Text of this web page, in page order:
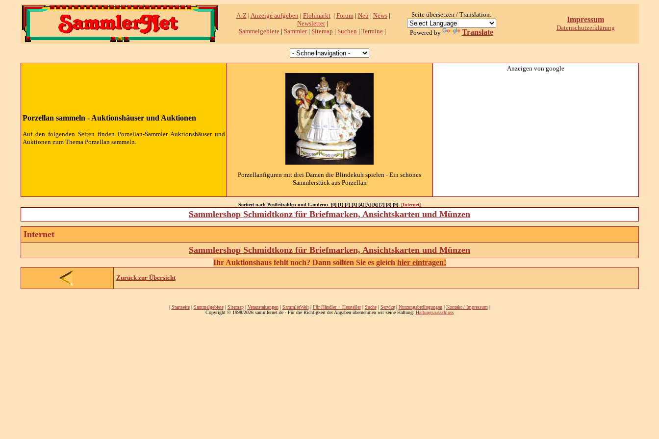
A-Z| Anzeige aufgeben | Flohmarkt| Forum| Neu | News|
Newsletter|
Sammelgebiete | Sammler| Sitemap | Suchen | Termine |
Seite übersetzen / Translation:
Powered by Translate
Impressum
Datenschutzerklärung
Porzellan sammeln - Auktionshäuser und Auktionen
Auf den folgenden Seiten finden Porzellan-Sammler Auktionshäuser und
Auktionen zum Thema Porzellan sammeln.
Porzellanfiguren mit drei Damen die Blindekuh spielen - Ein schönes
Sammlerstück aus Porzellan
Anzeigen von google
Sortiert nach Postleitzahlen und Ländern: [0] [1] [2] [3] [4] [5] [6] [7] [8] [9] [Internet]
Sammlershop Schmidtkonz für Briefmarken, Ansichtskarten und Münzen
Internet
Sammlershop Schmidtkonz für Briefmarken, Ansichtskarten und Münzen
Ihr Auktionshaus fehlt noch? Dann sollten Sie es gleich hier eintragen!
Zurück zur Übersicht
| Startseite| Sammelgebiete| Sitemap| Veranstaltungen| SammlerWelt| Für Händler + Hersteller| Suche| Service| Nutzungsbedingungen| Kontakt / Impressum |
Copyright © 1998/2026 sammlernet.de - Für die Richtigkeit der Angaben übernehmen wir keine Haftung: Haftungsausschluss